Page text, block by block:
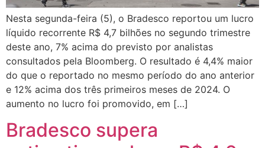
Nesta segunda-feira (5), o Bradesco reportou um lucro
líquido recorrente R$ 4,7 bilhões no segundo trimestre
deste ano, 7% acima do previsto por analistas
consultados pela Bloomberg. O resultado é 4,4% maior
do que o reportado no mesmo período do ano anterior
e 12% acima dos três primeiros meses de 2024. O
aumento no lucro foi promovido, em […]
Bradesco supera